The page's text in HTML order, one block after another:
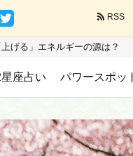
RSS
げる」エネルギーの源は？
座占い パワースポッ